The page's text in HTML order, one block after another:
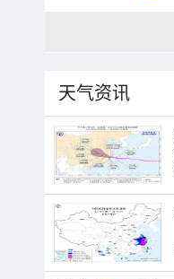
天气资讯